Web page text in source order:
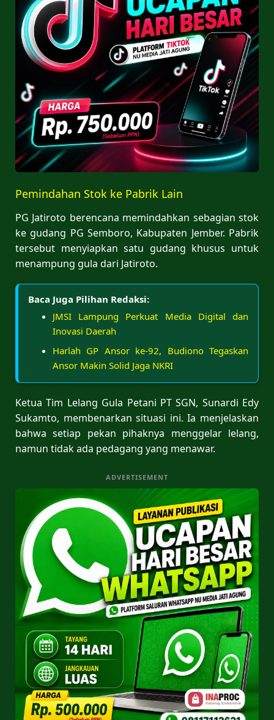
Pemindahan Stok ke Pabrik Lain
PG Jatiroto berencana memindahkan sebagian stok
ke gudang PG Semboro, Kabupaten Jember. Pabrik
tersebut menyiapkan satu gudang khusus untuk
menampung gula dari Jatiroto.
Baca Juga Pilihan Redaksi:
JMSI Lampung Perkuat Media Digital dan
Inovasi Daerah
Harlah GP Ansor ke-92, Budiono Tegaskan
Ansor Makin Solid Jaga NKRI
Ketua Tim Lelang Gula Petani PT SGN, Sunardi Edy
Sukamto, membenarkan situasi ini. Ia menjelaskan
bahwa setiap pekan pihaknya menggelar lelang,
namun tidak ada pedagang yang menawar.
ADVERTISEMENT